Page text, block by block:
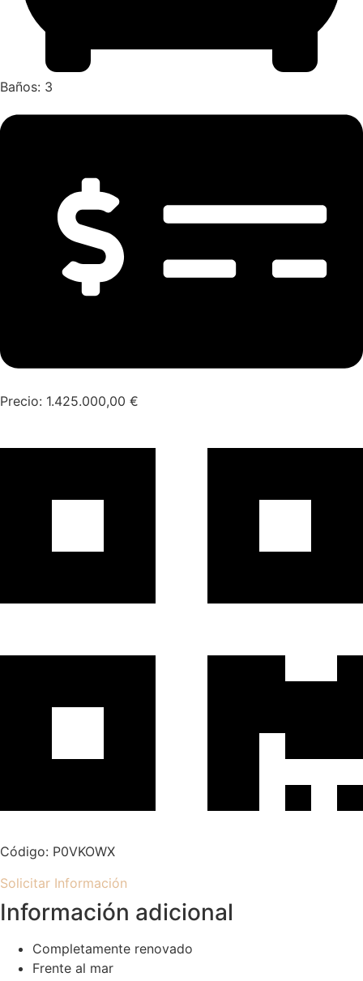
Baños: 3
Precio: 1.425.000,00 €
Código: P0VKOWX
Solicitar Información
Información adicional
Completamente renovado
Frente al mar